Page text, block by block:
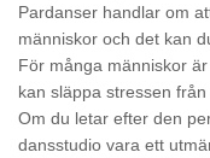
Pardanser handlar om
människor och det kan
För många människor
kan släppa stressen
Om du letar efter den
dansstudio vara ett